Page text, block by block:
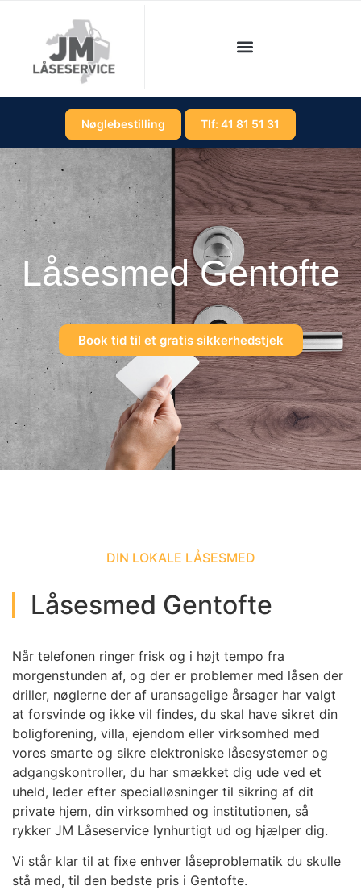
Nøglebestilling Tlf: 41 81 51 31
Låsesmed Gentofte
Book tid til et gratis sikkerhedstjek
DIN LOKALE LÅSESMED
Låsesmed Gentofte
Når telefonen ringer frisk og i højt tempo fra
morgenstunden af, og der er problemer med låsen der
driller, nøglerne der af uransagelige årsager har valgt
at forsvinde og ikke vil findes, du skal have sikret din
boligforening, villa, ejendom eller virksomhed med
vores smarte og sikre elektroniske låsesystemer og
adgangskontroller, du har smækket dig ude ved et
uheld, leder efter specialløsninger til sikring af dit
private hjem, din virksomhed og institutionen, så
rykker JM Låseservice lynhurtigt ud og hjælper dig.
Vi står klar til at fixe enhver låseproblematik du skulle
stå med, til den bedste pris i Gentofte.